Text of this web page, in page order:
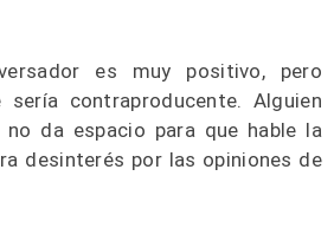
es muy positivo, pero
contraproducente. Alguien
da espacio para que hable la
desinterés por las opiniones de